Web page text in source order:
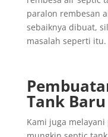
paralon rembesan
sebaiknya dibuat,
masalah seperti itu.
Tank Baru
Kami juga